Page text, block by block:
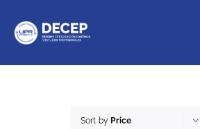
content
Sort by Price